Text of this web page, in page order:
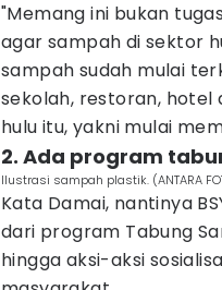
"Memang ini bukan
agar sampah di sektor
sampah sudah mulai
sekolah, restoran, hotel
hulu itu, yakni mulai
2. Ada program
Ilustrasi sampah plastik. (ANTARA
Kata Damai, nantinya
dari program Tabung
hingga aksi-aksi